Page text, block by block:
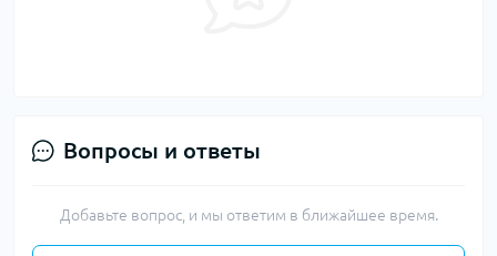
Вопросы и ответы
Добавьте вопрос, и мы ответим в ближайшее время.